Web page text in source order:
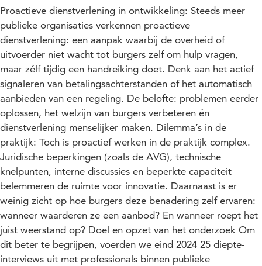
Proactieve dienstverlening in ontwikkeling: Steeds meer
publieke organisaties verkennen proactieve
dienstverlening: een aanpak waarbij de overheid of
uitvoerder niet wacht tot burgers zelf om hulp vragen,
maar zélf tijdig een handreiking doet. Denk aan het actief
signaleren van betalingsachterstanden of het automatisch
aanbieden van een regeling. De belofte: problemen eerder
oplossen, het welzijn van burgers verbeteren én
dienstverlening menselijker maken. Dilemma’s in de
praktijk: Toch is proactief werken in de praktijk complex.
Juridische beperkingen (zoals de AVG), technische
knelpunten, interne discussies en beperkte capaciteit
belemmeren de ruimte voor innovatie. Daarnaast is er
weinig zicht op hoe burgers deze benadering zelf ervaren:
wanneer waarderen ze een aanbod? En wanneer roept het
juist weerstand op? Doel en opzet van het onderzoek Om
dit beter te begrijpen, voerden we eind 2024 25 diepte-
interviews uit met professionals binnen publieke